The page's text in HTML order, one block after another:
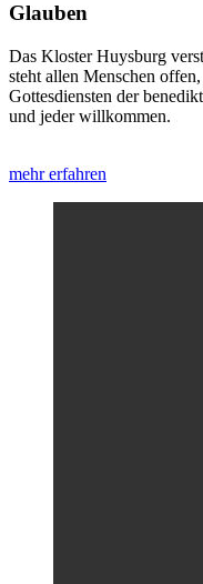
Glauben
Das Kloster Huysburg
steht allen Menschen
Gottes­diensten der
und jeder willkommen.
mehr erfahren